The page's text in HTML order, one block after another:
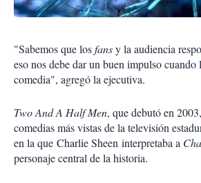
"Sabemos que losfansy la audiencia
eso nos debe dar un buen impulso cuando
comedia", agregó la ejecutiva.
Two And A Half Men, que debutó en
comedias más vistas de la televisión
en la que Charlie Sheen interpretaba a
personaje central de la historia.